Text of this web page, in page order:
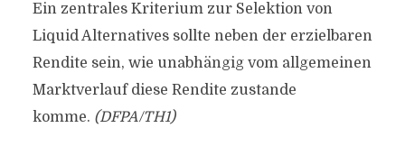
Ein zentrales Kriterium zur Selektion von
Liquid Alternatives sollte neben der erzielbaren
Rendite sein, wie unabhängig vom allgemeinen
Marktverlauf diese Rendite zustande
komme. (DFPA/TH1)